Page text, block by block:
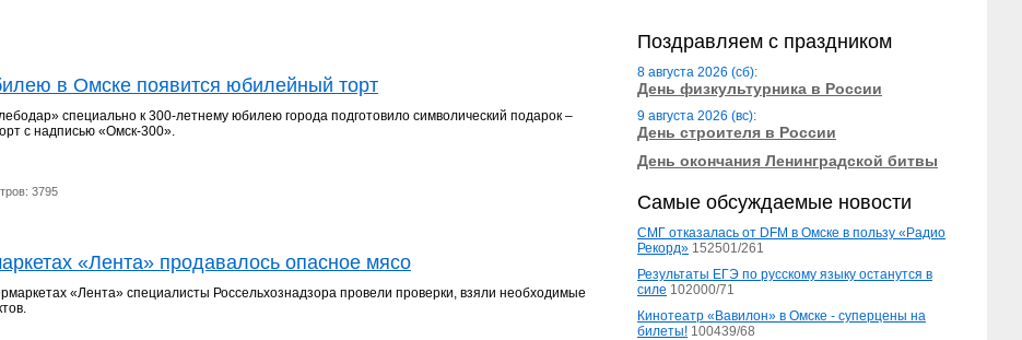
в Омске появится юбилейный торт
специально к 300-летнему юбилею города подготовило символический подарок –
с надписью «Омск-300».
3795
«Лента» продавалось опасное мясо
«Лента» специалисты Россельхознадзора провели проверки, взяли необходимые
Поздравляем с праздником
8 августа 2026 (сб):
День физкультурника в России
9 августа 2026 (вс):
День строителя в России
День окончания Ленинградской битвы
Самые обсуждаемые новости
СМГ отказалась от DFM в Омске в пользу «Радио
Рекорд» 152501/261
Результаты ЕГЭ по русскому языку останутся в
силе 102000/71
Кинотеатр «Вавилон» в Омске - суперцены на
билеты! 100439/68